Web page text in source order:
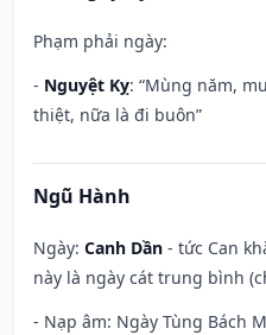
Phạm phải ngày:
- Nguyệt Kỵ: “Mùng năm,
thiệt, nữa là đi buôn”
Ngũ Hành
Ngày: Canh Dần - tức Can
này là ngày cát trung bình
- Nạp âm: Ngày Tùng Bách